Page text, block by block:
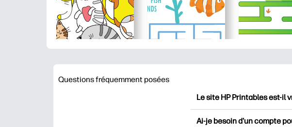
Questions fréquemment posées
Le site HP Printables est-il
Ai-je besoin d'un compte